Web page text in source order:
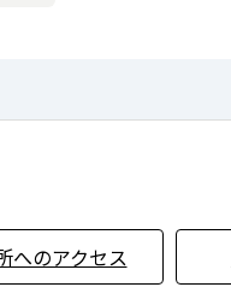
へのアクセス